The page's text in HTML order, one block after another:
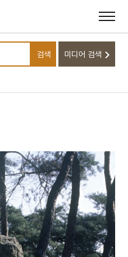
검색어를 입력하세요
검색 미디어 검색